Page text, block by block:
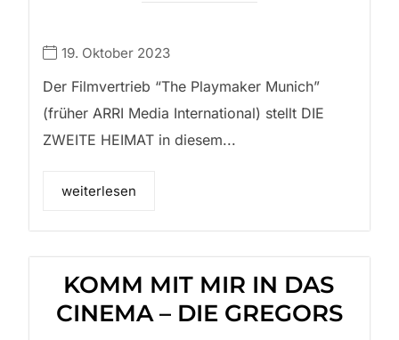
19. Oktober 2023
Der Filmvertrieb “The Playmaker Munich”
(früher ARRI Media International) stellt DIE
ZWEITE HEIMAT in diesem...
weiterlesen
KOMM MIT MIR IN DAS
CINEMA – DIE GREGORS